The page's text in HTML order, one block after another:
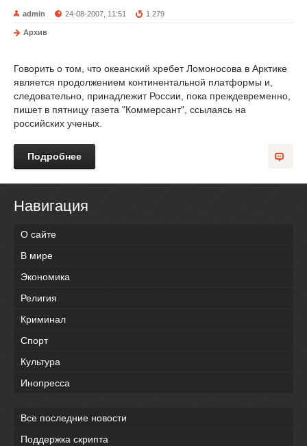
admin 24-08-2007, 11:51 1 279
Архив
Говорить о том, что океанский хребет Ломоносова в Арктике
является продолжением континентальной платформы и,
следовательно, принадлежит России, пока преждевременно,
пишет в пятницу газета "Коммерсант", ссылаясь на
российских ученых.
Подробнее
Навигация
О сайте
В мире
Экономика
Религия
Криминал
Спорт
Культура
Инопресса
Все последние новости
Поддержка скрипта